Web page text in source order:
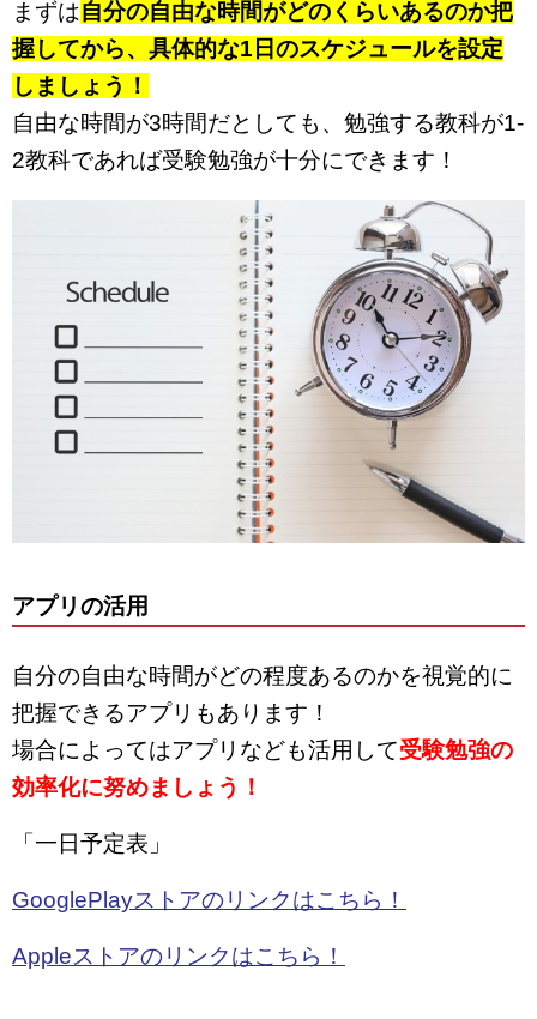
まずは自分の自由な時間がどのくらいあるのか把
握してから、具体的な1日のスケジュールを設定
しましょう！
自由な時間が3時間だとしても、勉強する教科が1-
2教科であれば受験勉強が十分にできます！
アプリの活用
自分の自由な時間がどの程度あるのかを視覚的に
把握できるアプリもあります！
場合によってはアプリなども活用して受験勉強の
効率化に努めましょう！
「一日予定表」
GooglePlayストアのリンクはこちら！
Appleストアのリンクはこちら！